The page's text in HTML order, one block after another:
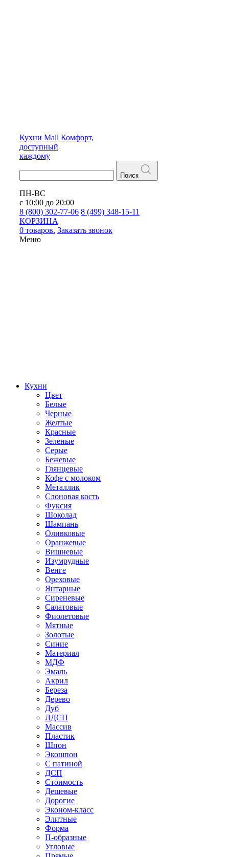
Кухни Mall Комфорт,
доступный
каждому
Поиск
ПН-ВС
с 10:00 до 20:00
8 (800) 302-77-06 8 (499) 348-15-11
КОРЗИНА
0 товаров. Заказать звонок
Меню
Кухни
Цвет
Белые
Черные
Желтые
Красные
Зеленые
Серые
Бежевые
Глянцевые
Кофе с молоком
Металлик
Слоновая кость
Фуксия
Шоколад
Шампань
Оливковые
Оранжевые
Вишневые
Изумрудные
Венге
Ореховые
Янтарные
Сиреневые
Салатовые
Фиолетовые
Мятные
Золотые
Синие
Материал
МДФ
Эмаль
Акрил
Береза
Дерево
Дуб
ЛДСП
Массив
Пластик
Шпон
Экошпон
С патиной
ДСП
Стоимость
Дешевые
Дорогие
Эконом-класс
Элитные
Форма
П-образные
Угловые